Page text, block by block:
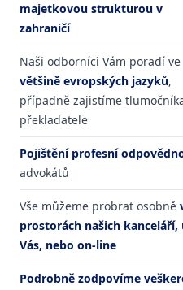
majetkovou strukturou v
zahraničí
Naši odborníci Vám poradí ve
většině evropských jazyků,
případně zajistíme
překladatele
Pojištění profesní
advokátů
Vše můžeme probrat osobně
prostorách našich kanceláří,
Vás, nebo on-line
Podrobně zodpovíme